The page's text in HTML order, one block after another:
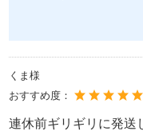
くま様
おすすめ度：
連休前ギリギリに発送